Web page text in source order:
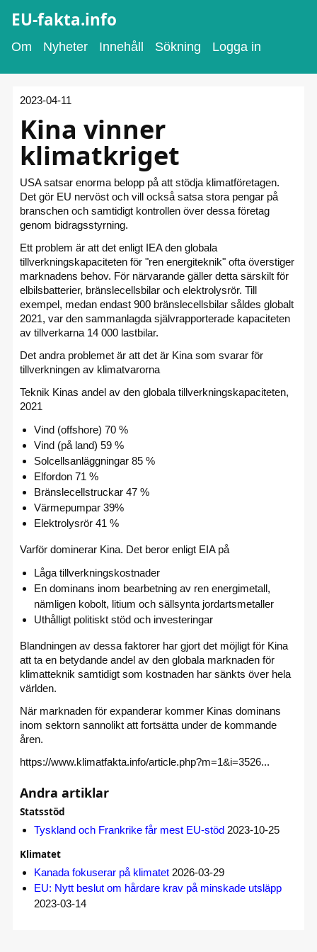
EU-fakta.info
Om Nyheter Innehåll Sökning Logga in
2023-04-11
Kina vinner
klimatkriget
USA satsar enorma belopp på att stödja klimatföretagen.
Det gör EU nervöst och vill också satsa stora pengar på
branschen och samtidigt kontrollen över dessa företag
genom bidragsstyrning.
Ett problem är att det enligt IEA den globala
tillverkningskapaciteten för "ren energiteknik" ofta överstiger
marknadens behov. För närvarande gäller detta särskilt för
elbilsbatterier, bränslecellsbilar och elektrolysrör. Till
exempel, medan endast 900 bränslecellsbilar såldes globalt
2021, var den sammanlagda självrapporterade kapaciteten
av tillverkarna 14 000 lastbilar.
Det andra problemet är att det är Kina som svarar för
tillverkningen av klimatvarorna
Teknik Kinas andel av den globala tillverkningskapaciteten,
2021
Vind (offshore) 70 %
Vind (på land) 59 %
Solcellsanläggningar 85 %
Elfordon 71 %
Bränslecellstruckar 47 %
Värmepumpar 39%
Elektrolysrör 41 %
Varför dominerar Kina. Det beror enligt EIA på
Låga tillverkningskostnader
En dominans inom bearbetning av ren energimetall,
nämligen kobolt, litium och sällsynta jordartsmetaller
Uthålligt politiskt stöd och investeringar
Blandningen av dessa faktorer har gjort det möjligt för Kina
att ta en betydande andel av den globala marknaden för
klimatteknik samtidigt som kostnaden har sänkts över hela
världen.
När marknaden för expanderar kommer Kinas dominans
inom sektorn sannolikt att fortsätta under de kommande
åren.
https://www.klimatfakta.info/article.php?m=1&i=3526...
Andra artiklar
Statsstöd
Tyskland och Frankrike får mest EU-stöd 2023-10-25
Klimatet
Kanada fokuserar på klimatet 2026-03-29
EU: Nytt beslut om hårdare krav på minskade utsläpp
2023-03-14